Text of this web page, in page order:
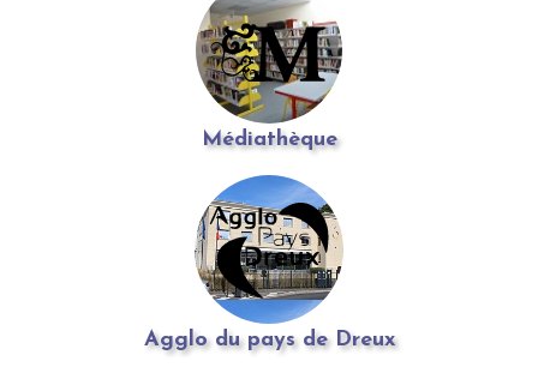
Médiathèque
Agglo du pays de Dreux